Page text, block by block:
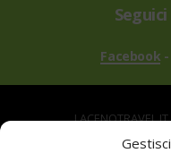
Facebook -
via Alle Mandrie,